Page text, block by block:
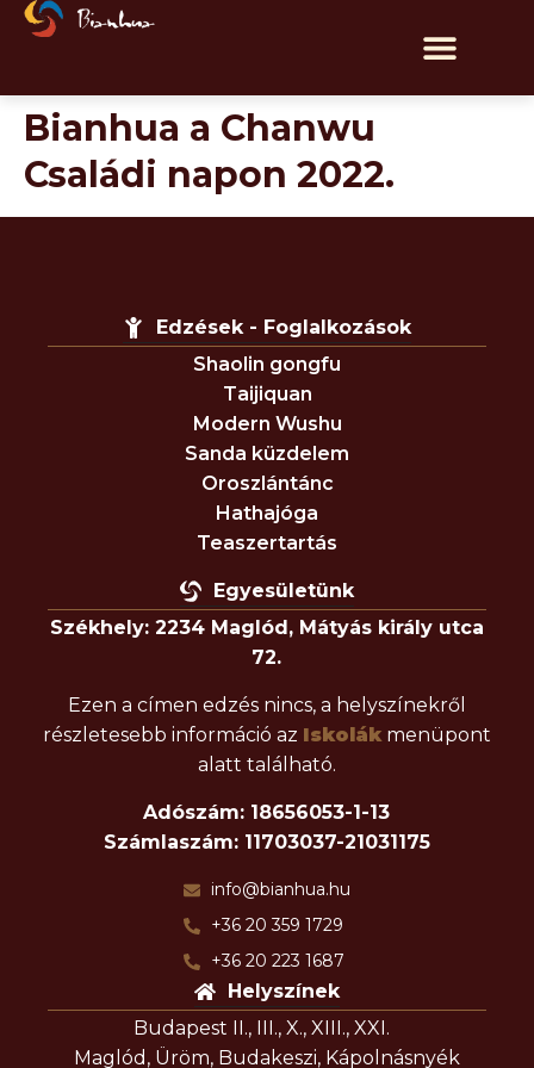
Bianhua a Chanwu
Családi napon 2022.
Edzések - Foglalkozások
Shaolin gongfu
Taijiquan
Modern Wushu
Sanda küzdelem
Oroszlántánc
Hathajóga
Teaszertartás
Egyesületünk
Székhely: 2234 Maglód, Mátyás király utca
72.
Ezen a címen edzés nincs, a helyszínekről
részletesebb információ az Iskolákmenüpont
alatt található.
Adószám: 18656053-1-13
Számlaszám: 11703037-21031175
info@bianhua.hu
+36 20 359 1729
+36 20 223 1687
Helyszínek
Budapest II., III., X., XIII., XXI.
Maglód, Üröm, Budakeszi, Kápolnásnyék